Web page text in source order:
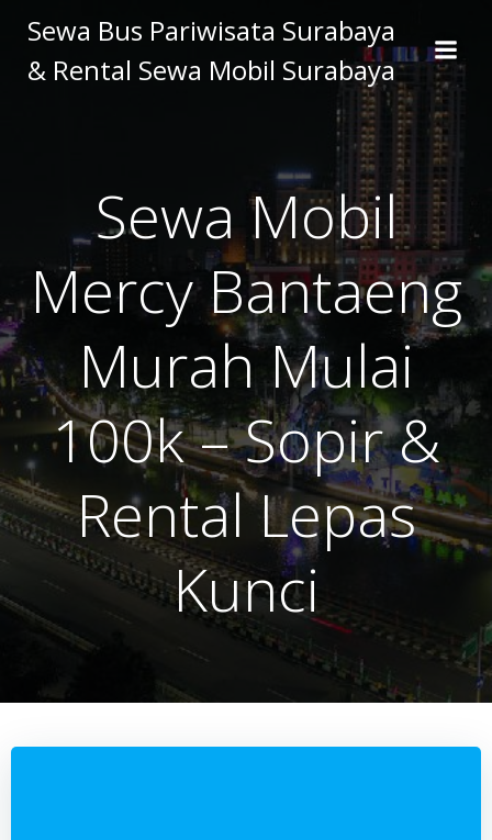
to
content
Sewa Bus Pariwisata Surabaya
& Rental Sewa Mobil Surabaya
Sewa Mobil
Mercy Bantaeng
Murah Mulai
100k – Sopir &
Rental Lepas
Kunci